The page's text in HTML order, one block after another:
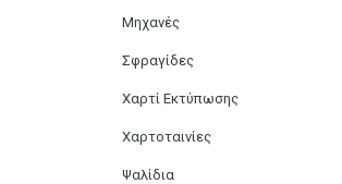
Μηχανές
Σφραγίδες
Χαρτί Εκτύπωσης
Χαρτοταινίες
Ψαλίδια